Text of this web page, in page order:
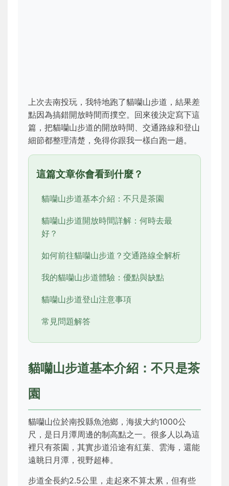
上次去南投玩，我特地跑了貓囒山步道，結果差
點因為搞錯開放時間而撲空。回來後決定寫下這
篇，把貓囒山步道的開放時間、交通路線和登山
細節都整理清楚，免得你跟我一樣白跑一趟。
這篇文章你會看到什麼？
貓囒山步道基本介紹：不只是茶園
貓囒山步道開放時間詳解：何時去最
好？
如何前往貓囒山步道？交通路線全解析
我的貓囒山步道體驗：優點與缺點
貓囒山步道登山注意事項
常見問題解答
貓囒山步道基本介紹：不只是茶
園
貓囒山位於南投縣魚池鄉，海拔大約1000公
尺，是日月潭周邊的制高點之一。很多人以為這
裡只有茶園，其實步道沿途有紅葉、雲海，還能
遠眺日月潭，視野超棒。
步道全長約2.5公里，走起來不算太累，但有些